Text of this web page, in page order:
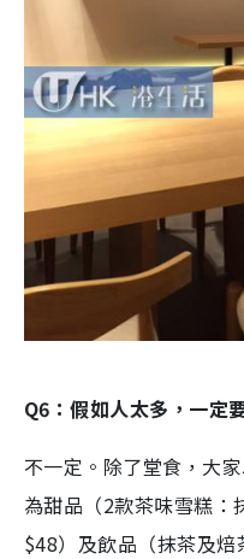
Q6：假如人太多，一定
不一定。除了堂食，大
為甜品（2款茶味雪糕：
$48）及飲品（抹茶及